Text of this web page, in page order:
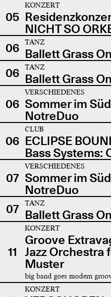
05
KONZERT
NICHT SO
06
TANZ
Ballett Grass
06
TANZ
Ballett Grass
06
VERSCHIEDENES
Sommer im
NotreDuo
06
CLUB
ECLIPSE
Bass Systems:
07
VERSCHIEDENES
Sommer im
NotreDuo
07
TANZ
Ballett Grass
11
KONZERT
Groove
Jazz Orchestra
Muster
big band goes modern
KONZERT